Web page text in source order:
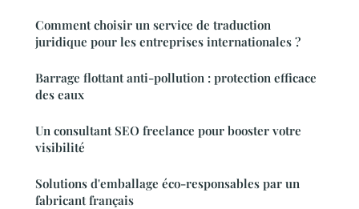
Comment choisir un service de traduction
juridique pour les entreprises internationales ?
Barrage flottant anti-pollution : protection efficace
des eaux
Un consultant SEO freelance pour booster votre
visibilité
Solutions d'emballage éco-responsables par un
fabricant français